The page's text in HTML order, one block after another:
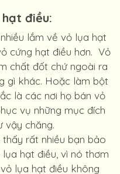
điều:
lắm về vỏ lụa hạt
cứng hạt điều hơn. Vỏ
chất đốt chứ ngoài ra
gì khác. Hoặc làm bột
là các nơi họ bán vỏ
vụ những mục đích
vậy chăng.
thấy rất nhiều bạn bảo
hạt điều, vì nó thơm
lụa hạt điều không